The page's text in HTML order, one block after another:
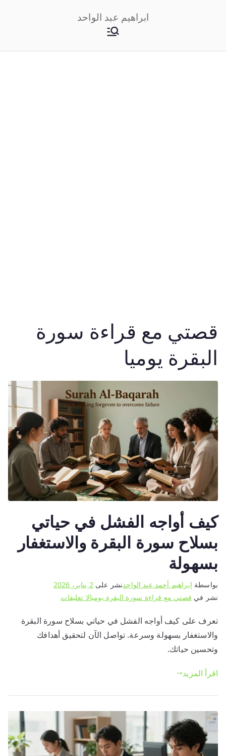
ابراهيم عبد الواحد
قصتي مع قراءة سورة
البقرة يوميا
كيف أواجه الفشل في حياتي
بسلاح سورة البقرة والاستغفار
بسهولة
بواسطة إبراهيم أحمد عبد الواحدنشر على 2 يناير، 2026
نشر في قصتي مع قراءة سورة البقرة يوميالا تعليقاتعلى
أواجه
الفشل
البقرة
والاستغفار
تعرف على كيف أواجه الفشل في حياتي بسلاح سورة البقرة
والاستغفار بسهولة وسرعة. تواصل الآن لتحقيق أهدافك
وتحسين حياتك.
اقرأ المزيد